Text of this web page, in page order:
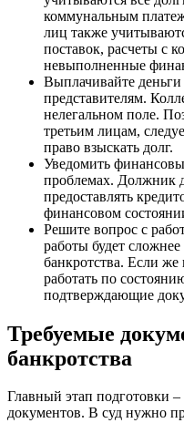
коммунальным
лиц также
поставок, расчеты с
невыполненные
Выплачивайте
представителям.
нелегальном поле.
третьим лицам,
право взыскать долг.
Уведомить
проблемах. Должник
предоставлять
финансовом
Решите вопрос с
работы будет
банкротства. Если
работать по
подтверждающие
Требуемые
банкротства
Главный этап подготовки
документов. В суд нужно